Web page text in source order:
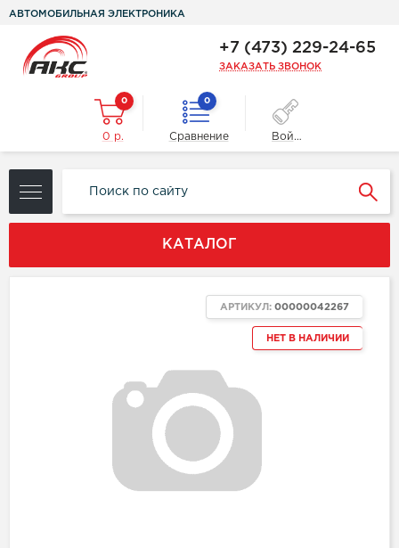
АВТОМОБИЛЬНАЯ ЭЛЕКТРОНИКА
+7 (473) 229-24-65
ЗАКАЗАТЬ ЗВОНОК
0
0 р.
0
Сравнение Войти
КАТАЛОГ
НЕТ В НАЛИЧИИ
АРТИКУЛ: 00000042267